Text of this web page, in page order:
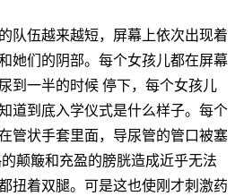
队伍越来越短，屏幕上依次出现着
她们的阴部。每个女孩儿都在屏幕
到一半的时候 停下，每个女孩儿
道到底入学仪式是什么样子。每个
管状手套里面，导尿管的管口被塞
颠簸和充盈的膀胱造成近乎无法
扭着双腿。可是这也使刚才刺激药